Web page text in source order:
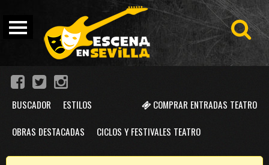
COMPRAR ENTRADAS TEATRO
BUSCADOR ESTILOS
OBRAS DESTACADAS CICLOS Y FESTIVALES TEATRO